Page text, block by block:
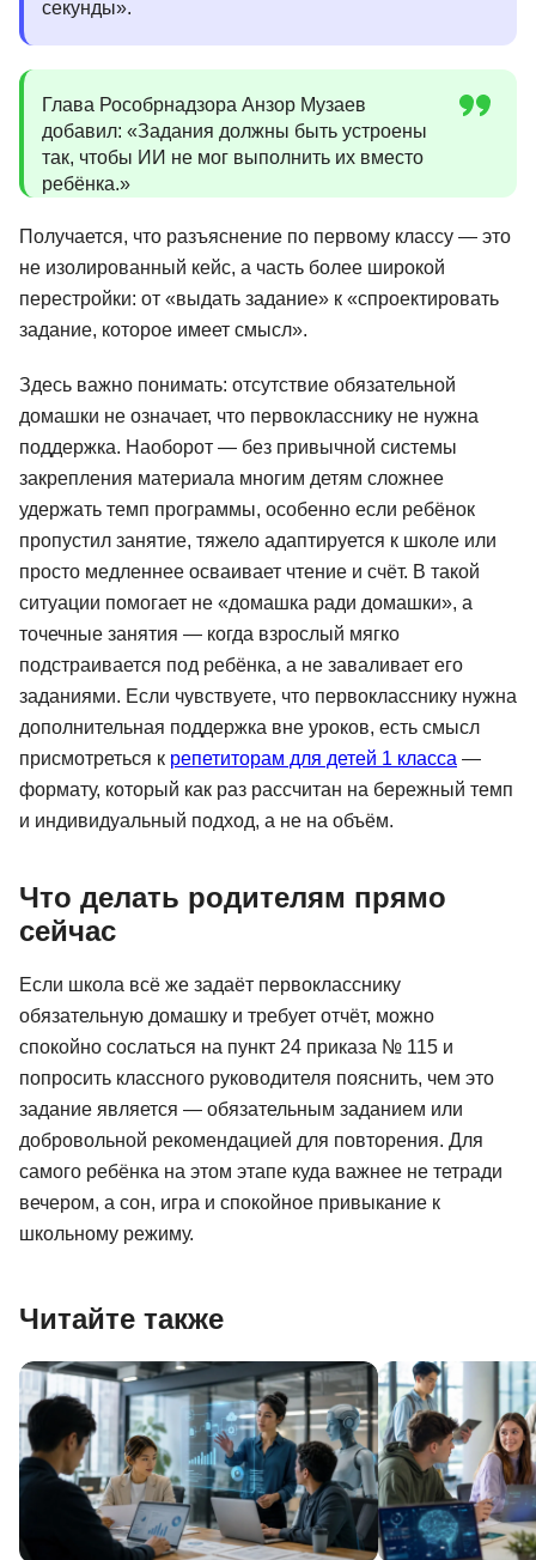
секунды».
Глава Рособрнадзора Анзор Музаев
добавил: «Задания должны быть устроены
так, чтобы ИИ не мог выполнить их вместо
ребёнка.»
Получается, что разъяснение по первому классу — это
не изолированный кейс, а часть более широкой
перестройки: от «выдать задание» к «спроектировать
задание, которое имеет смысл».
Здесь важно понимать: отсутствие обязательной
домашки не означает, что первокласснику не нужна
поддержка. Наоборот — без привычной системы
закрепления материала многим детям сложнее
удержать темп программы, особенно если ребёнок
пропустил занятие, тяжело адаптируется к школе или
просто медленнее осваивает чтение и счёт. В такой
ситуации помогает не «домашка ради домашки», а
точечные занятия — когда взрослый мягко
подстраивается под ребёнка, а не заваливает его
заданиями. Если чувствуете, что первокласснику нужна
дополнительная поддержка вне уроков, есть смысл
присмотреться к репетиторам для детей 1 класса —
формату, который как раз рассчитан на бережный темп
и индивидуальный подход, а не на объём.
Что делать родителям прямо
сейчас
Если школа всё же задаёт первокласснику
обязательную домашку и требует отчёт, можно
спокойно сослаться на пункт 24 приказа № 115 и
попросить классного руководителя пояснить, чем это
задание является — обязательным заданием или
добровольной рекомендацией для повторения. Для
самого ребёнка на этом этапе куда важнее не тетради
вечером, а сон, игра и спокойное привыкание к
школьному режиму.
Читайте также